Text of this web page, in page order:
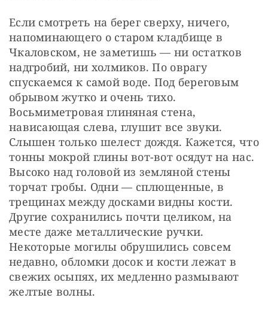
Если смотреть на берег сверху, ничего,
напоминающего о старом кладбище в
Чкаловском, не заметишь — ​ни остатков
надгробий, ни холмиков. По оврагу
спускаемся к самой воде. Под береговым
обрывом жутко и очень тихо.
Восьмиметровая глиняная стена,
нависающая слева, глушит все звуки.
Слышен только шелест дождя. Кажется, что
тонны мокрой глины вот-вот осядут на нас.
Высоко над головой из земляной стены
торчат гробы. Одни — ​сплющенные, в
трещинах между досками видны кости.
Другие сохранились почти целиком, на
месте даже металлические ручки.
Некоторые могилы обрушились совсем
недавно, обломки досок и кости лежат в
свежих осыпях, их медленно размывают
желтые волны.